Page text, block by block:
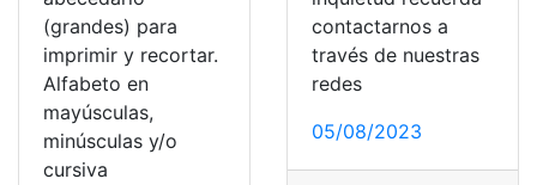
(grandes) para
imprimir y recortar.
Alfabeto en
mayúsculas,
minúsculas y/o
cursiva
contactarnos a
través de nuestras
redes
05/08/2023